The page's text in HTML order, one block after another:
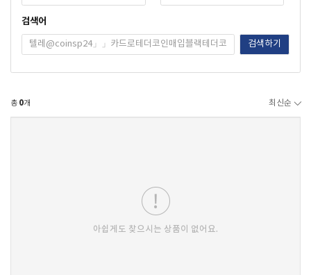
검색어
검색하기
총 0개 최신순
아쉽게도 찾으시는 상품이 없어요.